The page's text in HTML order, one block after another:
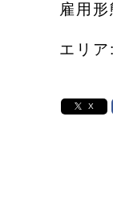
雇用
エリ
X